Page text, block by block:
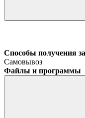
Способы получения
Самовывоз
Файлы и программы